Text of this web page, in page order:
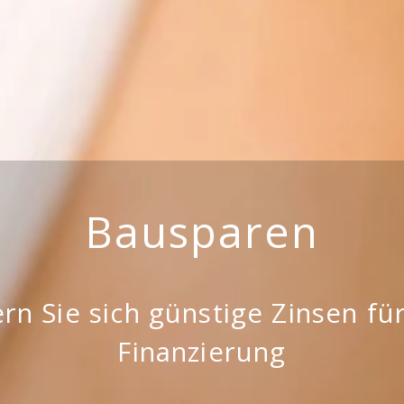
Bausparen
Sie sich günstige Zinsen
Finanzierung